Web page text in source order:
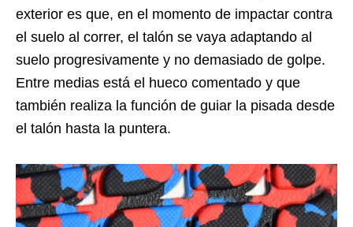
exterior es que, en el momento de impactar contra
el suelo al correr, el talón se vaya adaptando al
suelo progresivamente y no demasiado de golpe.
Entre medias está el hueco comentado y que
también realiza la función de guiar la pisada desde
el talón hasta la puntera.